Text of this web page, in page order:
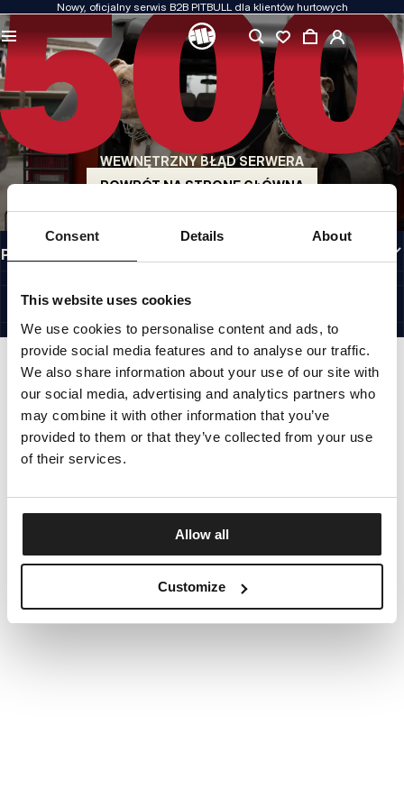
Consent Details About
This website uses cookies
We use cookies to personalise content and ads, to
provide social media features and to analyse our traffic.
We also share information about your use of our site with
our social media, advertising and analytics partners who
may combine it with other information that you’ve
provided to them or that they’ve collected from your use
of their services.
Allow all
Customize
Nowy, oficjalny serwis B2B PITBULL dla klientów hurtowych
WEWNĘTRZNY BŁĄD SERWERA
POWRÓT NA STRONĘ GŁÓWNĄ
JAKOŚĆ TO DLA NAS PRIORYTET
Naszą odzież produkujemy z pasją. Nie idziemy na kompromis w kwestiach
wytrzymałości, długowieczności materiałów i dbałości o detal.
US ORIGIN
Nasze korzenie sięgają San Diego z początku lat 90-tych XX wieku. Nasz styl jest
surowy, autentyczny i bezkompromisowy.
MARKA Z CHARAKTEREM
Nasze kolekcje wybierają sportowcy, fighterzy i uparci indywidualiści.
INFORMACJE
PRZYDATNE LINKI
©1997 - 2026 PITBULL SP. Z O.O. ALL RIGHTS RESERVED.
SITE CREDITS
IDŹ DO GÓRY